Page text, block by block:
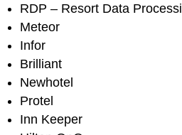
RDP – Resort Data
Meteor
Infor
Brilliant
Newhotel
Protel
Inn Keeper